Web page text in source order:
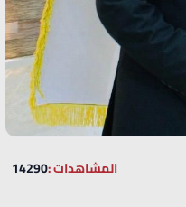
المشاهدات :14290